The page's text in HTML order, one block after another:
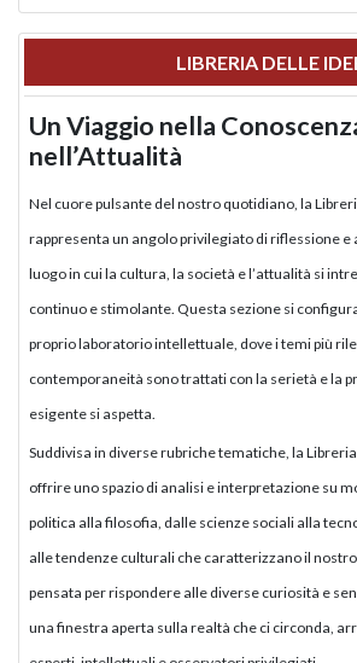
LIBRERIA DELLE
Un Viaggio nella
nell’Attualità
Nel cuore pulsante del nostro quotidiano, la
rappresenta un angolo privilegiato di riflessione e
luogo in cui la cultura, la società e l’attualità si
continuo e stimolante. Questa sezione si
proprio laboratorio intellettuale, dove i temi più
contemporaneità sono trattati con la serietà e la
esigente si aspetta.
Suddivisa in diverse rubriche tematiche, la
offrire uno spazio di analisi e interpretazione su
politica alla filosofia, dalle scienze sociali alla
alle tendenze culturali che caratterizzano il
pensata per rispondere alle diverse curiosità e
una finestra aperta sulla realtà che ci circonda,